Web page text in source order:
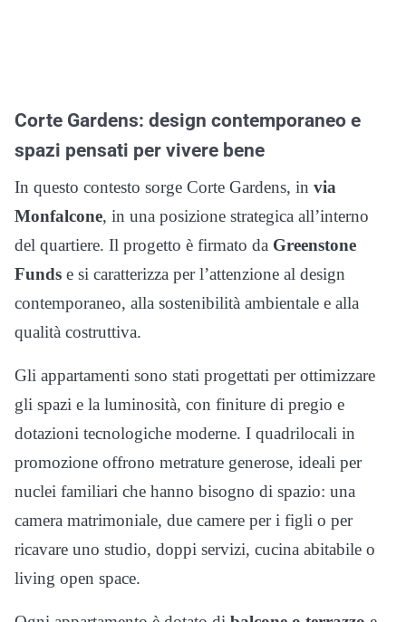
Corte Gardens: design contemporaneo e
spazi pensati per vivere bene
In questo contesto sorge Corte Gardens, in via
Monfalcone, in una posizione strategica all’interno
del quartiere. Il progetto è firmato da Greenstone
Funds e si caratterizza per l’attenzione al design
contemporaneo, alla sostenibilità ambientale e alla
qualità costruttiva.
Gli appartamenti sono stati progettati per ottimizzare
gli spazi e la luminosità, con finiture di pregio e
dotazioni tecnologiche moderne. I quadrilocali in
promozione offrono metrature generose, ideali per
nuclei familiari che hanno bisogno di spazio: una
camera matrimoniale, due camere per i figli o per
ricavare uno studio, doppi servizi, cucina abitabile o
living open space.